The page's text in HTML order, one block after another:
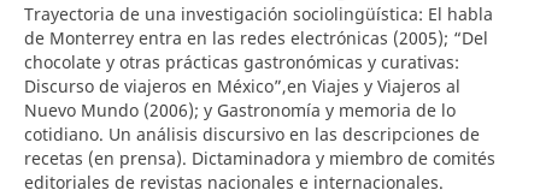
Trayectoria de una investigación sociolingüística: El habla
de Monterrey entra en las redes electrónicas (2005); “Del
chocolate y otras prácticas gastronómicas y curativas:
Discurso de viajeros en México”,en Viajes y Viajeros al
Nuevo Mundo (2006); y Gastronomía y memoria de lo
cotidiano. Un análisis discursivo en las descripciones de
recetas (en prensa). Dictaminadora y miembro de comités
editoriales de revistas nacionales e internacionales.